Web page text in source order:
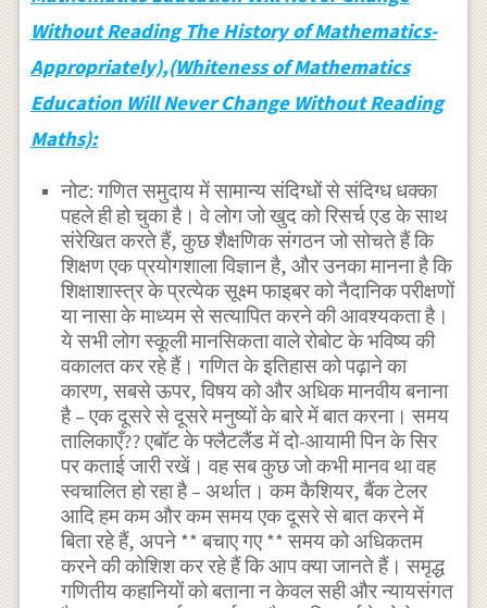
Without Reading The History of Mathematics-
Appropriately),(Whiteness of Mathematics
Education Will Never Change Without Reading
Maths):
नोट: गणित समुदाय में सामान्य संदिग्धों से संदिग्ध धक्का
पहले ही हो चुका है। वे लोग जो खुद को रिसर्च एड के साथ
संरेखित करते हैं, कुछ शैक्षणिक संगठन जो सोचते हैं कि
शिक्षण एक प्रयोगशाला विज्ञान है, और उनका मानना ​​है कि
शिक्षाशास्त्र के प्रत्येक सूक्ष्म फाइबर को नैदानिक ​​परीक्षणों
या नासा के माध्यम से सत्यापित करने की आवश्यकता है।
ये सभी लोग स्कूली मानसिकता वाले रोबोट के भविष्य की
वकालत कर रहे हैं। गणित के इतिहास को पढ़ाने का
कारण, सबसे ऊपर, विषय को और अधिक मानवीय बनाना
है – एक दूसरे से दूसरे मनुष्यों के बारे में बात करना। समय
तालिकाएँ?? एबॉट के फ्लैटलैंड में दो-आयामी पिन के सिर
पर कताई जारी रखें। वह सब कुछ जो कभी मानव था वह
स्वचालित हो रहा है – अर्थात। कम कैशियर, बैंक टेलर
आदि हम कम और कम समय एक दूसरे से बात करने में
बिता रहे हैं, अपने ** बचाए गए ** समय को अधिकतम
करने की कोशिश कर रहे हैं कि आप क्या जानते हैं। समृद्ध
गणितीय कहानियों को बताना न केवल सही और न्यायसंगत